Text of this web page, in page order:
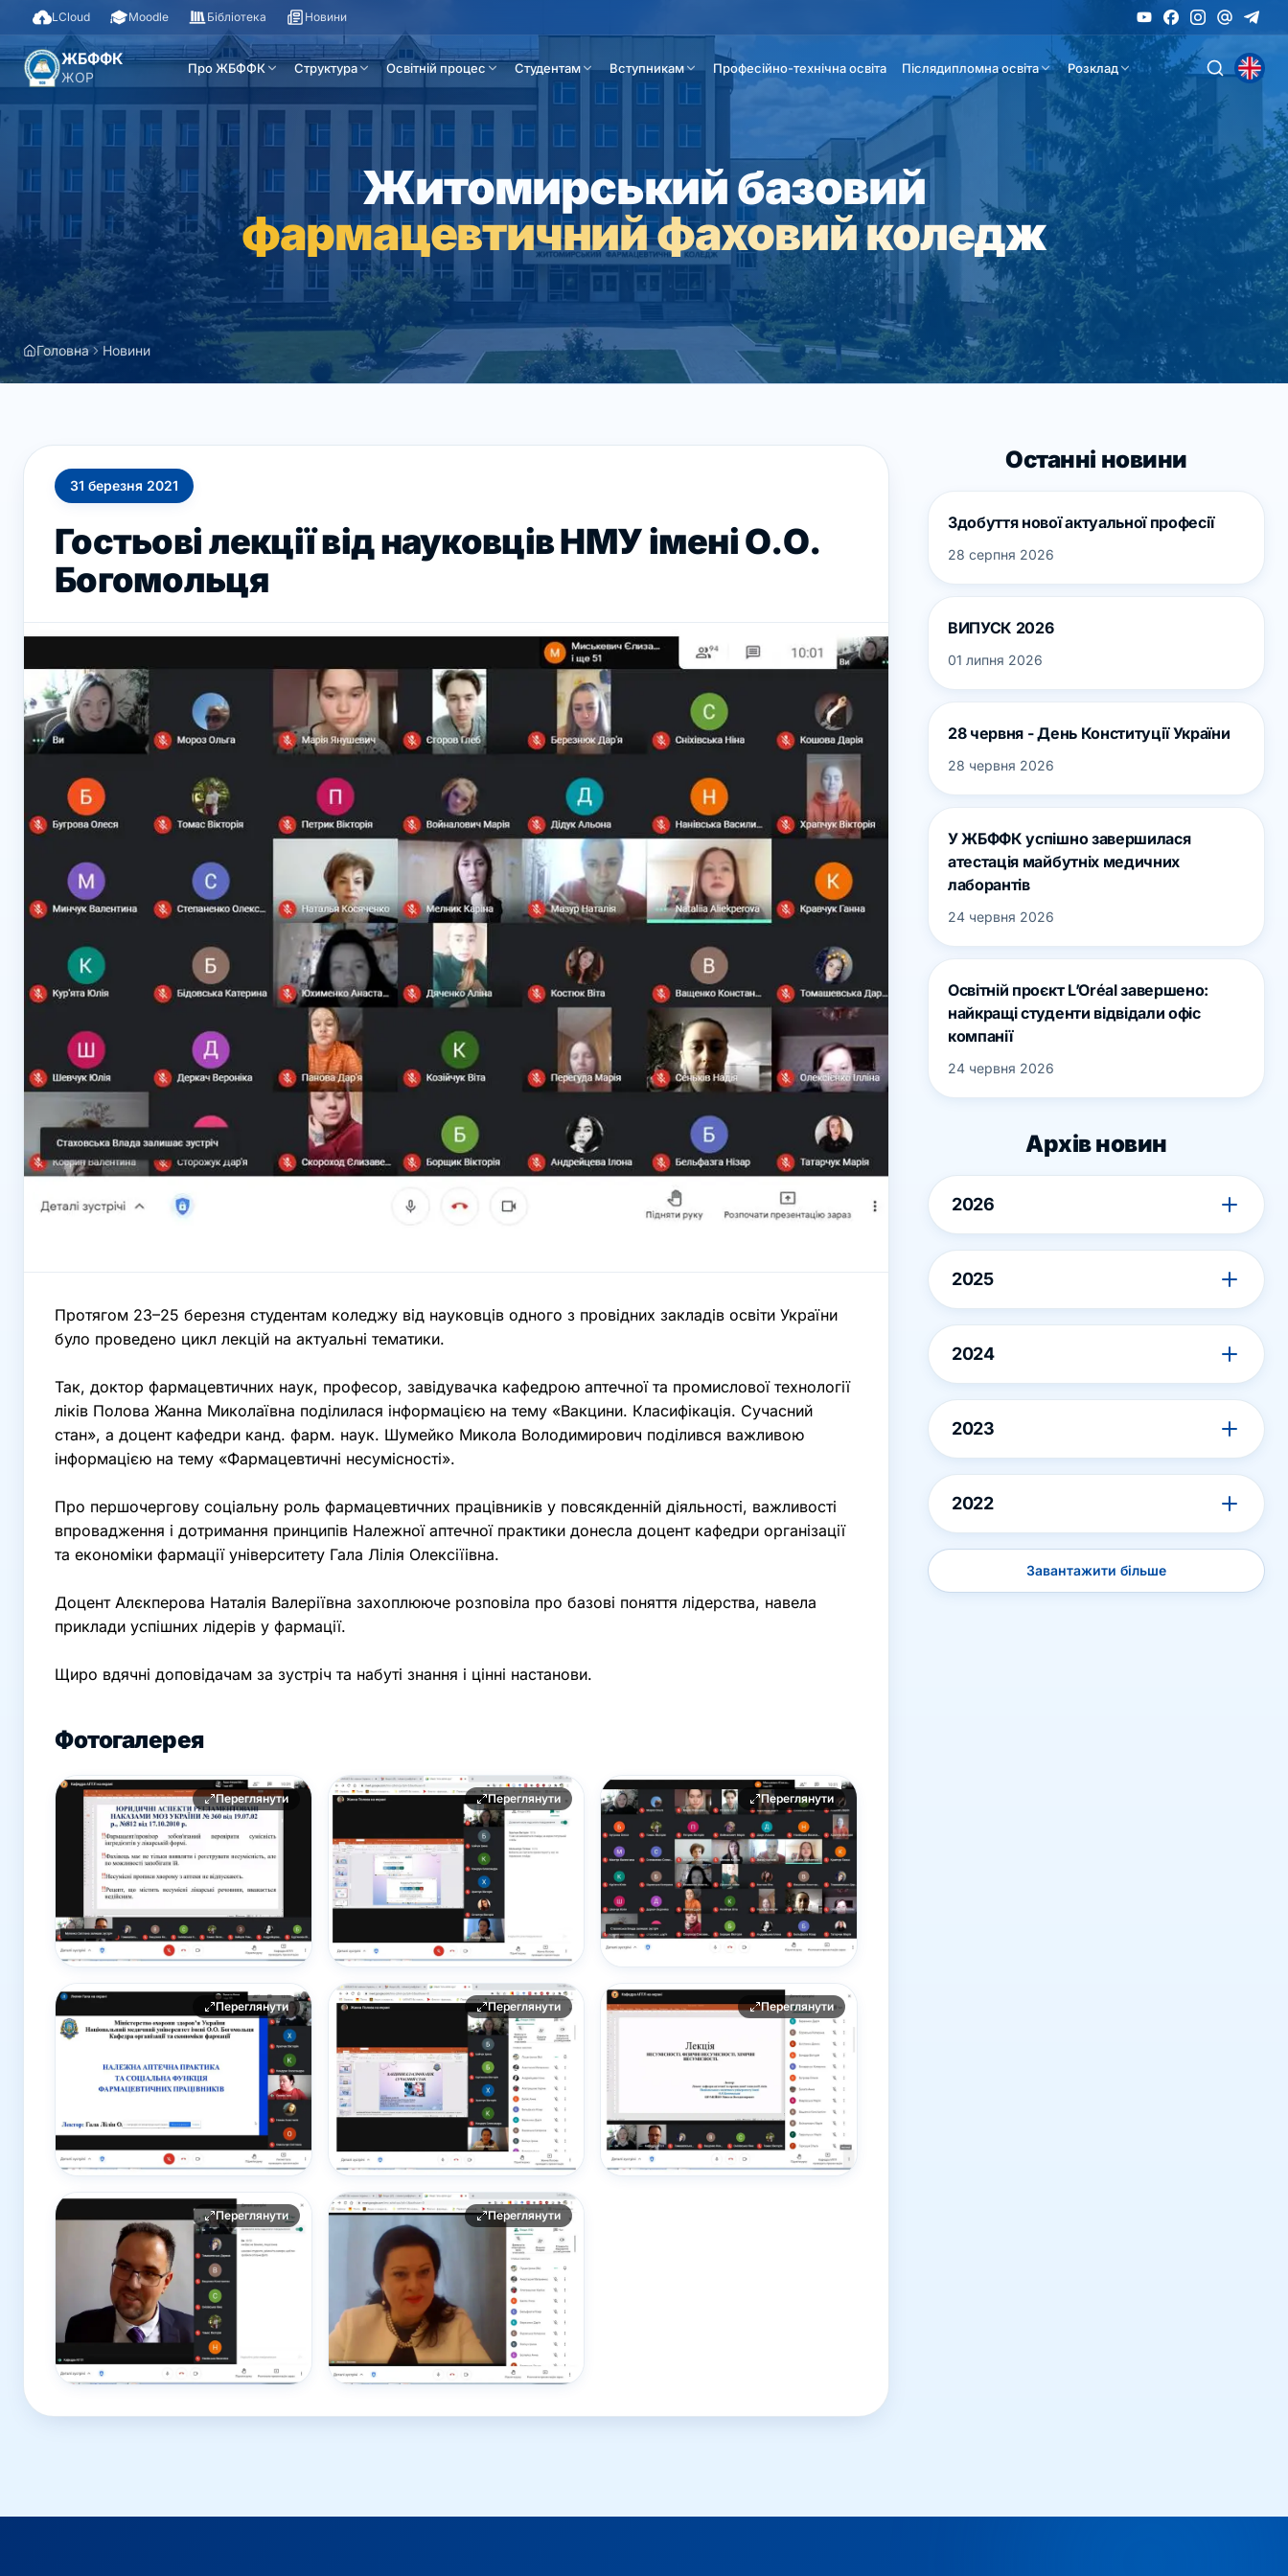
LCloud Moodle Бібліотека Новини
ЖБФФК
ЖОР
Про ЖБФФК Структура Освітній процес Студентам Вступникам Професійно-технічна освіта Післядипломна освіта Розклад
Житомирський базовий
фармацевтичний фаховий коледж
Головна Новини
31 березня 2021
Гостьові лекції від науковців НМУ імені О.О.
Богомольця
Протягом 23–25 березня студентам коледжу від науковців одного з провідних закладів освіти України
було проведено цикл лекцій на актуальні тематики.
Так, доктор фармацевтичних наук, професор, завідувачка кафедрою аптечної та промислової технології
ліків Полова Жанна Миколаївна поділилася інформацією на тему «Вакцини. Класифікація. Сучасний
стан», а доцент кафедри канд. фарм. наук. Шумейко Микола Володимирович поділився важливою
інформацією на тему «Фармацевтичні несумісності».
Про першочергову соціальну роль фармацевтичних працівників у повсякденній діяльності, важливості
впровадження і дотримання принципів Належної аптечної практики донесла доцент кафедри організації
та економіки фармації університету Гала Лілія Олексіїівна.
Доцент Алєкперова Наталія Валеріївна захоплююче розповіла про базові поняття лідерства, навела
приклади успішних лідерів у фармації.
Щиро вдячні доповідачам за зустріч та набуті знання і цінні настанови.
Фотогалерея
Переглянути Переглянути Переглянути
Переглянути Переглянути Переглянути
Переглянути Переглянути
Останні новини
Здобуття нової актуальної професії
28 серпня 2026
ВИПУСК 2026
01 липня 2026
28 червня - День Конституції України
28 червня 2026
У ЖБФФК успішно завершилася
атестація майбутніх медичних
лаборантів
24 червня 2026
Освітній проєкт L’Oréal завершено:
найкращі студенти відвідали офіс
компанії
24 червня 2026
Архів новин
2026
2025
2024
2023
2022
Завантажити більше